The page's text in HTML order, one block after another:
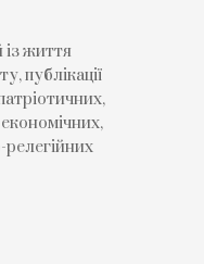
із життя
публікації
релегійних